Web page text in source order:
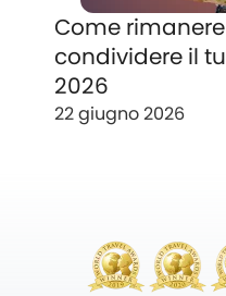
Come
condividere il
2026
22 giugno 2026